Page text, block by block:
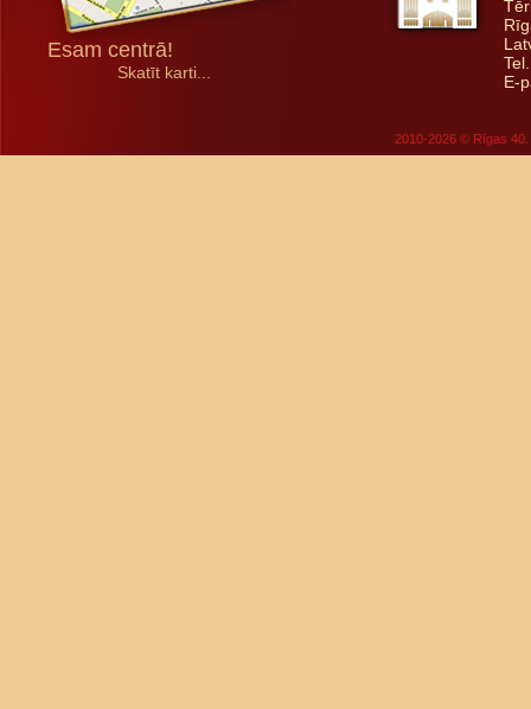
Esam centrā!
Skatīt karti...
E-
2010-2026 © Rīgas